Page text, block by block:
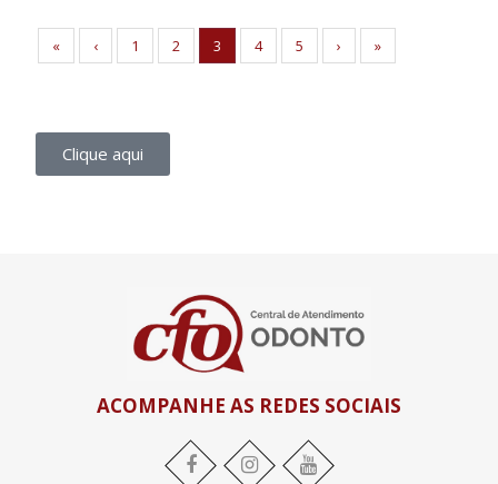
« ‹ 1 2 3 4 5 › »
Clique aqui
ACOMPANHE AS REDES SOCIAIS